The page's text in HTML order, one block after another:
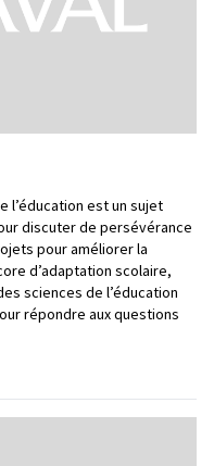
l’éducation est un sujet
discuter de persévérance
pour améliorer la
d’adaptation scolaire,
sciences de l’éducation
répondre aux questions